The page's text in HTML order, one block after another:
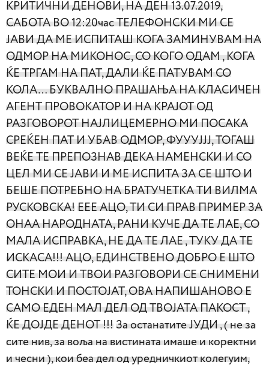
КРИТИЧНИ ДЕНОВИ, НА ДЕН 13.07.2019,
САБОТА ВО 12:20час ТЕЛЕФОНСКИ МИ СЕ
ЈАВИ ДА МЕ ИСПИТАШ КОГА ЗАМИНУВАМ НА
ОДМОР НА МИКОНОС, СО КОГО ОДАМ , КОГА
ЌЕ ТРГАМ НА ПАТ, ДАЛИ ЌЕ ПАТУВАМ СО
КОЛА… БУКВАЛНО ПРАШАЊА НА КЛАСИЧЕН
АГЕНТ ПРОВОКАТОР И НА КРАЈОТ ОД
РАЗГОВОРОТ НАЈЛИЦЕМЕРНО МИ ПОСАКА
СРЕЌЕН ПАТ И УБАВ ОДМОР, ФУУУЈЈЈ, ТОГАШ
ВЕЌЕ ТЕ ПРЕПОЗНАВ ДЕКА НАМЕНСКИ И СО
ЦЕЛ МИ СЕ ЈАВИ И МЕ ИСПИТА ЗА СЕ ШТО И
БЕШЕ ПОТРЕБНО НА БРАТУЧЕТКА ТИ ВИЛМА
РУСКОВСКА! ЕЕЕ АЦО, ТИ СИ ПРАВ ПРИМЕР ЗА
ОНАА НАРОДНАТА, РАНИ КУЧЕ ДА ТЕ ЛАЕ, СО
МАЛА ИСПРАВКА, НЕ ДА ТЕ ЛАЕ , ТУКУ ДА ТЕ
ИСКАСА!!! АЦО, ЕДИНСТВЕНО ДОБРО Е ШТО
СИТЕ МОИ И ТВОИ РАЗГОВОРИ СЕ СНИМЕНИ
ТОНСКИ И ПОСТОЈАТ, ОВА НАПИШАНОВО Е
САМО ЕДЕН МАЛ ДЕЛ ОД ТВОЈАТА ПАКОСТ ,
ЌЕ ДОЈДЕ ДЕНОТ !!! За останатите ЈУДИ , ( не за
сите нив, за воља на вистината имаше и коректни
и чесни ), кои беа дел од уредничкиот колегуим,